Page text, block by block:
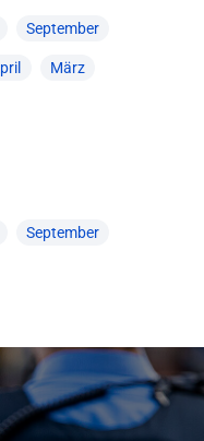
September
März
September